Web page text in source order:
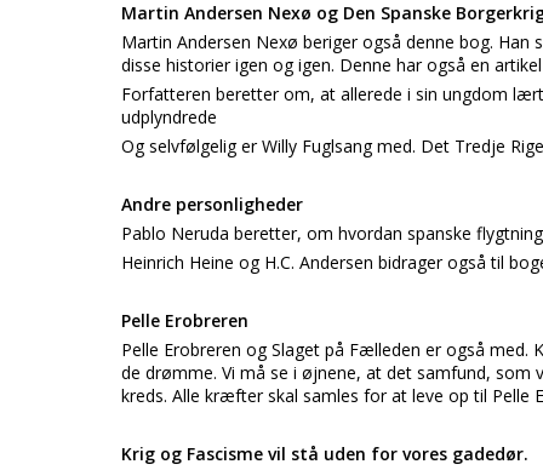
Martin Andersen Nexø og Den Spanske
Martin Andersen Nexø beriger også denne bog.
disse historier igen og igen. Denne har også en
Forfatteren beretter om, at allerede i sin ungdom
udplyndrede
Og selvfølgelig er Willy Fuglsang med. Det Tredje
Andre personligheder
Pablo Neruda beretter, om hvordan spanske
Heinrich Heine og H.C. Andersen bidrager også til
Pelle Erobreren
Pelle Erobreren og Slaget på Fælleden er også med.
de drømme. Vi må se i øjnene, at det samfund,
kreds. Alle kræfter skal samles for at leve op til Pelle
Krig og Fascisme vil stå uden for vores gadedør.